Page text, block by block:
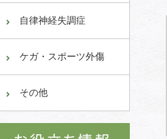
自律神経失調症
ケガ・スポーツ外傷
その他